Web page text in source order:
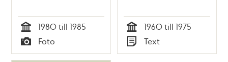
Tid
1980 till 1985
Typ
Foto Tid
1960 till 1975
Typ
Text